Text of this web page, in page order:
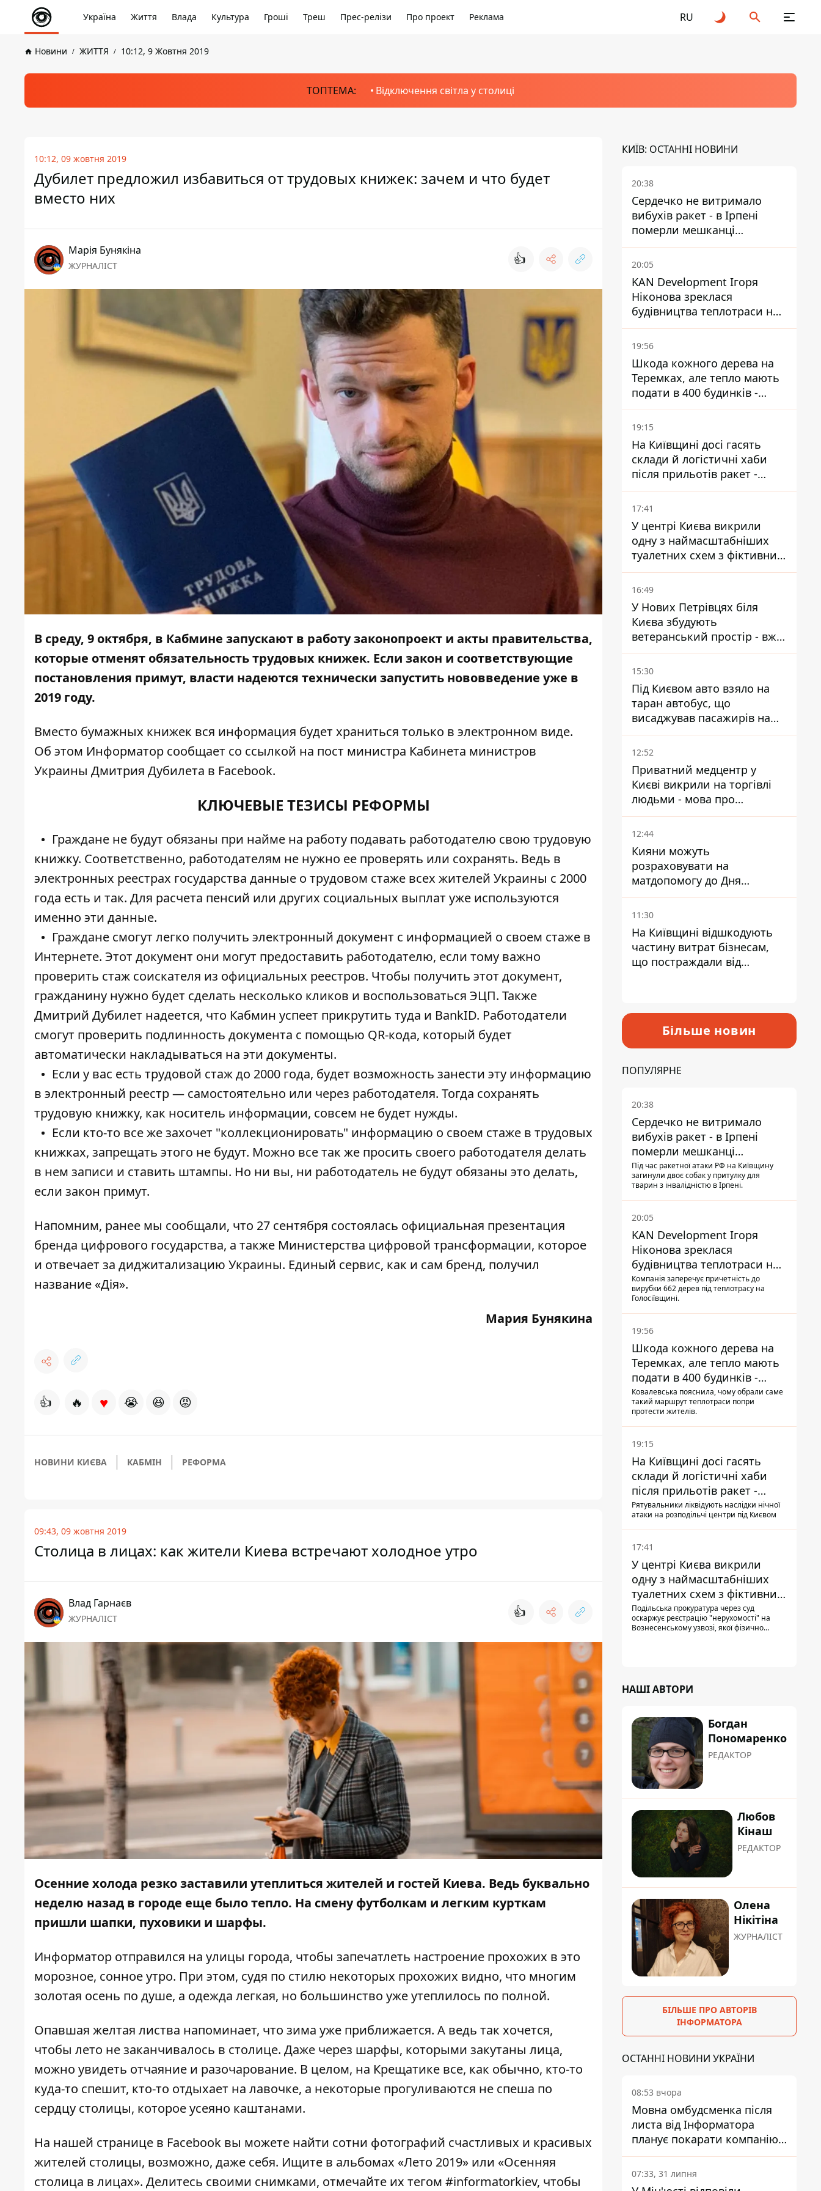
Україна Життя Влада Культура Гроші Треш Прес-релізи Про проект Реклама RU
Новини ЖИТТЯ 10:12, 9 Жовтня 2019
ТОПТЕМА: Відключення світла у столиці
10:12, 09 жовтня 2019
Дубилет предложил избавиться от трудовых книжек: зачем и что будет
вместо них
Марія Бунякіна
ЖУРНАЛІСТ 👍
В среду, 9 октября, в Кабмине запускают в работу законопроект и акты правительства,
которые отменят обязательностьтрудовых книжек. Если закон и соответствующие
постановления примут, власти надеются технически запустить нововведение уже в
2019 году.
Вместо бумажных книжек вся информация будет храниться только в электронном виде.
Об этом Информатор сообщает со ссылкой на пост министра Кабинета министров
Украины Дмитрия Дубилета в Facebook.
КЛЮЧЕВЫЕ ТЕЗИСЫ РЕФОРМЫ
Граждане не будут обязаны при найме на работу подавать работодателю свою трудовую
книжку. Соответственно, работодателям не нужно ее проверять или сохранять. Ведь в
электронных реестрах государства данные о трудовом стаже всех жителей Украины с 2000
года есть и так. Для расчета пенсий или других социальных выплат уже используются
именно эти данные.
Граждане смогут легко получить электронный документ с информацией о своем стаже в
Интернете. Этот документ они могут предоставить работодателю, если тому важно
проверить стаж соискателя из официальных реестров. Чтобы получить этот документ,
гражданину нужно будет сделать несколько кликов и воспользоваться ЭЦП. Также
Дмитрий Дубилет надеется, что Кабмин успеет прикрутить туда и BankID. Работодатели
смогут проверить подлинность документа с помощью QR-кода, который будет
автоматически накладываться на эти документы.
Если у вас есть трудовой стаж до 2000 года, будет возможность занести эту информацию
в электронный реестр — самостоятельно или через работодателя. Тогда сохранять
трудовую книжку, как носитель информации, совсем не будет нужды.
Если кто-то все же захочет "коллекционировать" информацию о своем стаже в трудовых
книжках, запрещать этого не будут. Можно все так же просить своего работодателя делать
в нем записи и ставить штампы. Но ни вы, ни работодатель не будут обязаны это делать,
если закон примут.
Напомним, ранее мы сообщали, что 27 сентября состоялась официальная презентация
бренда цифрового государства, а также Министерства цифровой трансформации, которое
и отвечает за диджитализацию Украины. Единый сервис, как и сам бренд, получил
название«Дія».
Мария Бунякина
👍 🔥 ♥ 😭 😆 😡
НОВИНИ КИЄВА КАБМІН РЕФОРМА
09:43, 09 жовтня 2019
Столица в лицах: как жители Киева встречают холодное утро
Влад Гарнаєв
ЖУРНАЛІСТ 👍
Осенние холода резко заставили утеплиться жителей и гостей Киева. Ведь буквально
неделю назад в городе еще было тепло. На смену футболкам и легким курткам
пришли шапки, пуховики и шарфы.
Информатор отправился на улицы города, чтобы запечатлеть настроение прохожих в это
морозное, сонное утро. При этом, судя по стилю некоторых прохожих видно, что многим
золотая осень по душе, а одежда легкая, но большинство уже утеплилось по полной.
Опавшая желтая листва напоминает, что зима уже приближается. А ведь так хочется,
чтобы лето не заканчивалось в столице. Даже через шарфы, которыми закутаны лица,
можно увидеть отчаяние и разочарование. В целом, на Крещатике все, как обычно, кто-то
куда-то спешит, кто-то отдыхает на лавочке, а некоторые прогуливаются не спеша по
сердцу столицы, которое усеяно каштанами.
На нашей странице в Facebook вы можете найти сотни фотографий счастливых и красивых
жителей столицы, возможно, даже себя. Ищите в альбомах «Лето 2019» или «Осенняя
столица в лицах». Делитесь своими снимками, отмечайте их тегом #informatorkiev, чтобы
КИЇВ: ОСТАННІ НОВИНИ
20:38
Сердечко не витримало
вибухів ракет - в Ірпені
померли мешканці
притулку для собак з
інвалідністю
20:05
KAN Development Ігоря
Ніконова зреклася
будівництва теплотраси на
Теремках
19:56
Шкода кожного дерева на
Теремках, але тепло мають
подати в 400 будинків -
депутатка Київради
19:15
На Київщині досі гасять
склади й логістичні хаби
після прильотів ракет -
ДСНС
17:41
У центрі Києва викрили
одну з наймасштабніших
туалетних схем з фіктивним
будинком
16:49
У Нових Петрівцях біля
Києва збудують
ветеранський простір - вже
знайшли проєктанта
15:30
Під Києвом авто взяло на
таран автобус, що
висаджував пасажирів на
зупинці - пасажирка в
лікарні
12:52
Приватний медцентр у
Києві викрили на торгівлі
людьми - мова про
сурогатне материнство
12:44
Кияни можуть
розраховувати на
матдопомогу до Дня
незалежності - кому її
дадуть
11:30
На Київщині відшкодують
частину витрат бізнесам,
що постраждали від
Більше новин
ПОПУЛЯРНЕ
20:38
Сердечко не витримало
вибухів ракет - в Ірпені
померли мешканці
притулку для собак з
інвалідністю
Під час ракетної атаки РФ на Київщину
загинули двоє собак у притулку для
тварин з інвалідністю в Ірпені.
20:05
KAN Development Ігоря
Ніконова зреклася
будівництва теплотраси на
Теремках
Компанія заперечує причетність до
вирубки 662 дерев під теплотрасу на
Голосіївщині.
19:56
Шкода кожного дерева на
Теремках, але тепло мають
подати в 400 будинків -
депутатка Київради
Ковалевська пояснила, чому обрали саме
такий маршрут теплотраси попри
протести жителів.
19:15
На Київщині досі гасять
склади й логістичні хаби
після прильотів ракет -
ДСНС
Рятувальники ліквідують наслідки нічної
атаки на розподільчі центри під Києвом
17:41
У центрі Києва викрили
одну з наймасштабніших
туалетних схем з фіктивним
будинком
Подільська прокуратура через суд
оскаржує реєстрацію "нерухомості" на
Вознесенському узвозі, якої фізично
НАШІ АВТОРИ
Богдан
Пономаренко
РЕДАКТОР
Любов
Кінаш
РЕДАКТОР
Олена
Нікітіна
ЖУРНАЛІСТ
БІЛЬШЕ ПРО АВТОРІВ
ІНФОРМАТОРА
ОСТАННІ НОВИНИ УКРАЇНИ
08:53 вчора
Мовна омбудсменка після
листа від Інформатора
планує покарати компанію-
підрядника ПриватБанку
07:33, 31 липня